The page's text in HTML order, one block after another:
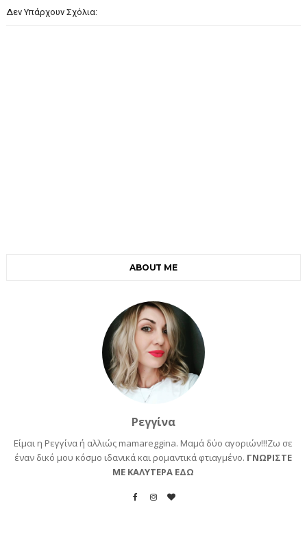
Δεν Υπάρχουν Σχόλια:
ABOUT ME
Ρεγγίνα
Είμαι η Ρεγγίνα ή αλλιώς mamareggina. Μαμά δύο αγοριών!!!Ζω σε
έναν δικό μου κόσμο ιδανικά και ρομαντικά φτιαγμένο. ΓΝΩΡΙΣΤΕ
ΜΕ ΚΑΛΥΤΕΡΑ ΕΔΩ